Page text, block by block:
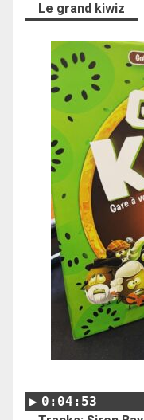
Le grand kiwiz
0:04:53